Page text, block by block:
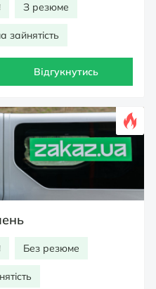
З резюме
зайнятість
Відгукнутись
Без резюме